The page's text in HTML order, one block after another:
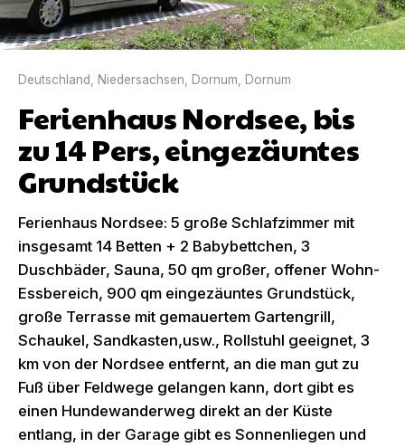
Deutschland Niedersachsen Dornum Dornum
Ferienhaus Nordsee, bis
zu 14 Pers, eingezäuntes
Grundstück
Ferienhaus Nordsee: 5 große Schlafzimmer mit
insgesamt 14 Betten + 2 Babybettchen, 3
Duschbäder, Sauna, 50 qm großer, offener Wohn-
Essbereich, 900 qm eingezäuntes Grundstück,
große Terrasse mit gemauertem Gartengrill,
Schaukel, Sandkasten,usw., Rollstuhl geeignet, 3
km von der Nordsee entfernt, an die man gut zu
Fuß über Feldwege gelangen kann, dort gibt es
einen Hundewanderweg direkt an der Küste
entlang, in der Garage gibt es Sonnenliegen und